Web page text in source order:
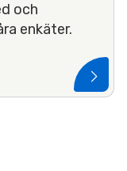
och
enkäter.